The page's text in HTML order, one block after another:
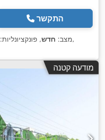
התקשר
מצב: חדש, פונקציונליות: ,
מודעה קטנה